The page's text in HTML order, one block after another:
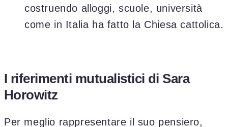
costruendo alloggi, scuole, università
come in Italia ha fatto la Chiesa cattolica.
I riferimenti mutualistici di Sara
Horowitz
Per meglio rappresentare il suo pensiero,